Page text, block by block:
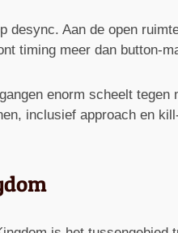
Aan de open
timing meer dan button-
enorm scheelt tegen
inclusief approach en